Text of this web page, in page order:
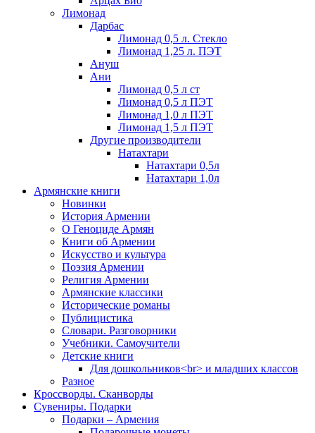
Лимонад
Дарбас
Лимонад 0,5 л. Стекло
Лимонад 1,25 л. ПЭТ
Ануш
Ани
Лимонад 0,5 л ст
Лимонад 0,5 л ПЭТ
Лимонад 1,0 л ПЭТ
Лимонад 1,5 л ПЭТ
Другие производители
Натахтари
Натахтари 0,5л
Натахтари 1,0л
Армянские книги
Новинки
История Армении
О Геноциде Армян
Книги об Армении
Иcкусство и культура
Поэзия Армении
Религия Армении
Армянские классики
Исторические романы
Публицистика
Словари. Разговорники
Учебники. Самоучители
Детские книги
Для дошкольников<br> и младших классов
Разное
Кроссворды. Сканворды
Сувениры. Подарки
Подарки – Армения